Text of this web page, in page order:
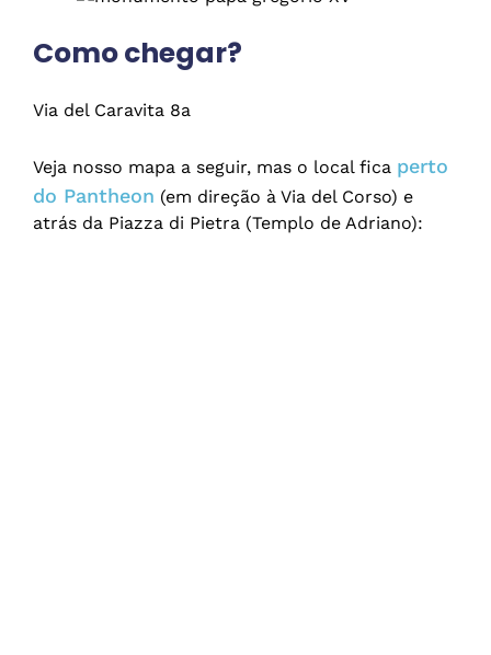
Como chegar?
Via del Caravita 8a
Veja nosso mapa a seguir, mas o local fica perto
do Pantheon (em direção à Via del Corso) e
atrás da Piazza di Pietra (Templo de Adriano):